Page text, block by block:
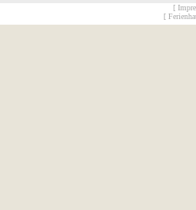
[
[